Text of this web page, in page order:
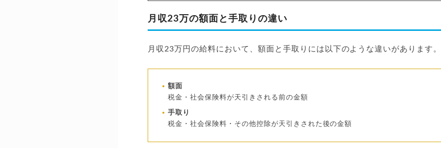
月収23万の額面と手取りの違い
月収23万円の給料において、額面と手取りには以下のような違いがあります。
額面
税金・社会保険料が天引きされる前の金額
手取り
税金・社会保険料・その他控除が天引きされた後の金額